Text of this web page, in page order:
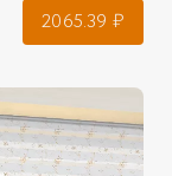
2065.39 ₽